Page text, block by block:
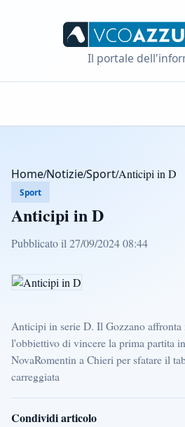
Il portale
Home/Notizie/Sport/Anticipi in D
Sport
Anticipi in D
Pubblicato il 27/09/2024 08:44
Anticipi in serie D. Il Gozzano affronta
l'obbiettivo di vincere la prima partita
NovaRomentin a Chieri per sfatare il
carreggiata
Condividi articolo